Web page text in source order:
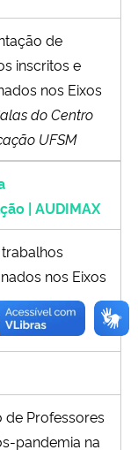
de
inscritos e
nos Eixos
do Centro
UFSM
| AUDIMAX
nos Eixos
de
de Professores
pandemia na